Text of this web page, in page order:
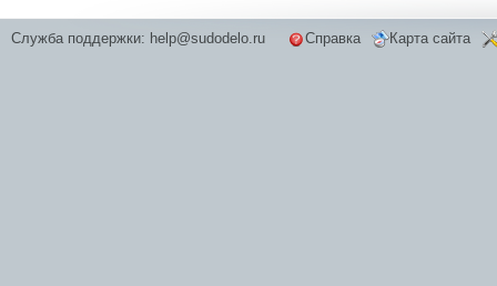
Служба поддержки: help@sudodelo.ru Справка Карта сайта